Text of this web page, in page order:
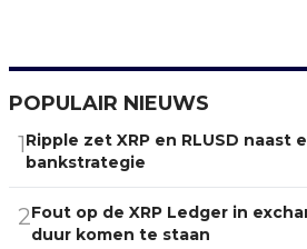
POPULAIR NIEUWS
1 Ripple zet XRP en RLUSD naast
bankstrategie
2Fout op de XRP Ledger in
duur komen te staan